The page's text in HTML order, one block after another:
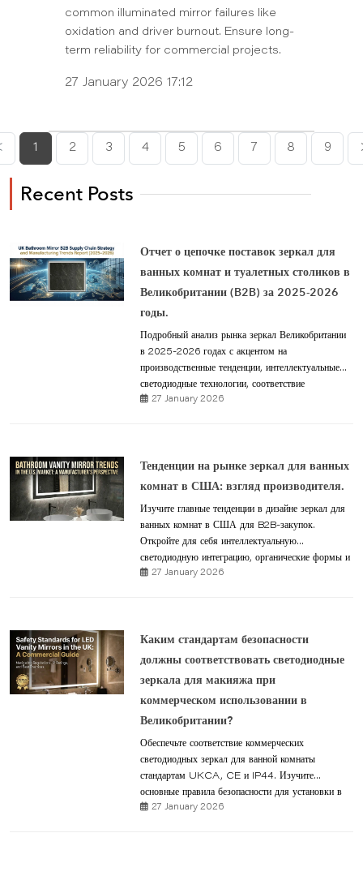
common illuminated mirror failures like
oxidation and driver burnout. Ensure long-
term reliability for commercial projects.
27 January 2026 17:12
1 2 3 4 5 6 7 8 9
Recent Posts
Отчет о цепочке поставок зеркал для
ванных комнат и туалетных столиков в
Великобритании (B2B) за 2025-2026
годы.
Подробный анализ рынка зеркал Великобритании
в 2025-2026 годах с акцентом на
производственные тенденции, интеллектуальные
светодиодные технологии, соответствие
требованиям UKCA и стратегии закупок в сфере
27 January 2026
Тенденции на рынке зеркал для ванных
комнат в США: взгляд производителя.
Изучите главные тенденции в дизайне зеркал для
ванных комнат в США для B2B-закупок.
Откройте для себя интеллектуальную
светодиодную интеграцию, органические формы и
стандарты производства, сертифицированные UL.
27 January 2026
Каким стандартам безопасности
должны соответствовать светодиодные
зеркала для макияжа при
коммерческом использовании в
Великобритании?
Обеспечьте соответствие коммерческих
светодиодных зеркал для ванной комнаты
стандартам UKCA, CE и IP44. Изучите
основные правила безопасности для установки в
гостиницах и ванных комнатах.
27 January 2026